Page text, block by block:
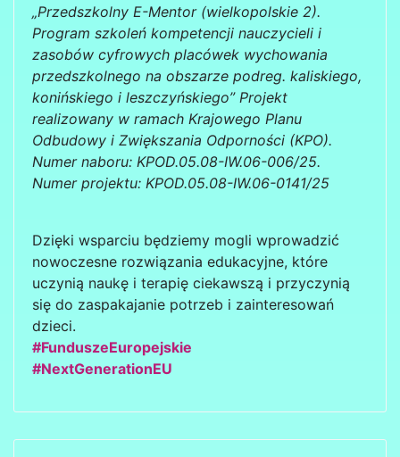
„Przedszkolny E-Mentor (wielkopolskie 2).
Program szkoleń kompetencji nauczycieli i
zasobów cyfrowych placówek wychowania
przedszkolnego na obszarze podreg. kaliskiego,
konińskiego i leszczyńskiego” Projekt
realizowany w ramach Krajowego Planu
Odbudowy i Zwiększania Odporności (KPO).
Numer naboru: KPOD.05.08-IW.06-006/25.
Numer projektu: KPOD.05.08-IW.06-0141/25
Dzięki wsparciu będziemy mogli wprowadzić
nowoczesne rozwiązania edukacyjne, które
uczynią naukę i terapię ciekawszą i przyczynią
się do zaspakajanie potrzeb i zainteresowań
dzieci.
#FunduszeEuropejskie
#NextGenerationEU